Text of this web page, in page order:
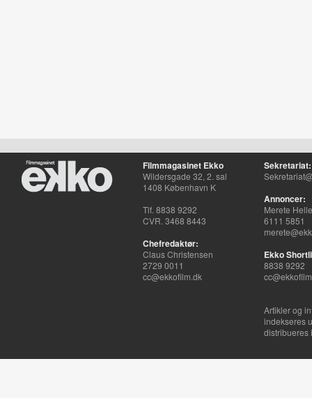
Filmmagasinet Ekko
Wildersgade 32, 2. sal
1408 København K
Tlf. 8838 9292
CVR. 3468 8443
Chefredaktør:
Claus Christensen
2729 0011
cc@ekkofilm.dk
Sekretariat:
Annoncer:
Merete
6111 5851
Ekko
8838 9292
Artikler og
indekseres
distribueres